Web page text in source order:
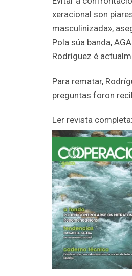
xeracional son
masculinizada»,
Pola súa banda,
Rodríguez é
Para rematar,
preguntas foron
Ler revista completa: